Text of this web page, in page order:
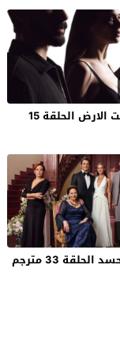
مسلسل تحت الارض الحلقة 15
مسلسل الحسد الحلقة 33 مترجم